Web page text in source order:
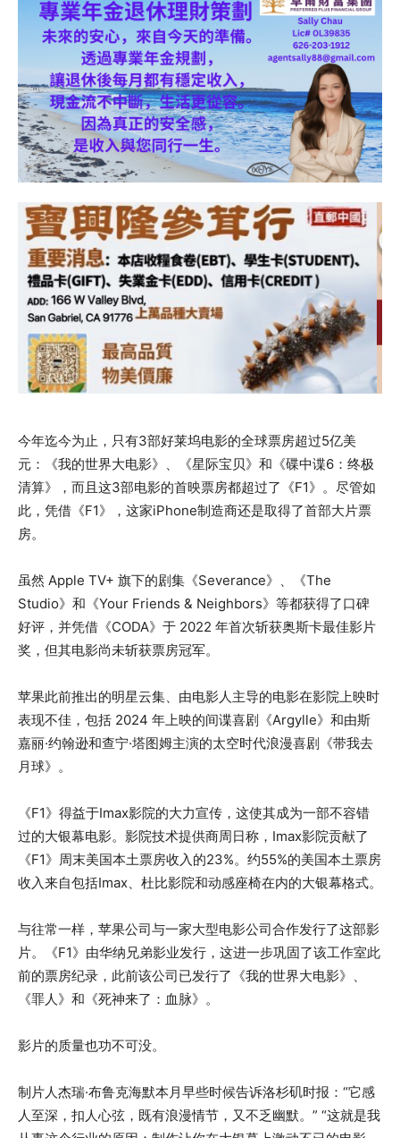
今年迄今为止，只有3部好莱坞电影的全球票房超过5亿美
元：《我的世界大电影》、《星际宝贝》和《碟中谍6：终极
清算》，而且这3部电影的首映票房都超过了《F1》。尽管如
此，凭借《F1》，这家iPhone制造商还是取得了首部大片票
房。
虽然 Apple TV+ 旗下的剧集《Severance》、《The
Studio》和《Your Friends & Neighbors》等都获得了口碑
好评，并凭借《CODA》于 2022 年首次斩获奥斯卡最佳影片
奖，但其电影尚未斩获票房冠军。
苹果此前推出的明星云集、由电影人主导的电影在影院上映时
表现不佳，包括 2024 年上映的间谍喜剧《Argylle》和由斯
嘉丽·约翰逊和查宁·塔图姆主演的太空时代浪漫喜剧《带我去
月球》。
《F1》得益于Imax影院的大力宣传，这使其成为一部不容错
过的大银幕电影。影院技术提供商周日称，Imax影院贡献了
《F1》周末美国本土票房收入的23%。约55%的美国本土票房
收入来自包括Imax、杜比影院和动感座椅在内的大银幕格式。
与往常一样，苹果公司与一家大型电影公司合作发行了这部影
片。《F1》由华纳兄弟影业发行，这进一步巩固了该工作室此
前的票房纪录，此前该公司已发行了《我的世界大电影》、
《罪人》和《死神来了：血脉》。
影片的质量也功不可没。
制片人杰瑞·布鲁克海默本月早些时候告诉洛杉矶时报：“它感
人至深，扣人心弦，既有浪漫情节，又不乏幽默。” “这就是我